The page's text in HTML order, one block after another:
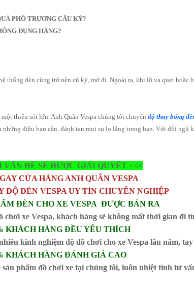
PHÔ TRƯƠNG CẦU KỲ?
ĐỤNG HÀNG?
thống đèn cũng trở nên cũ kỹ, mờ đi. Ngoài ra, khi lỡ va quẹt hoặc
thiếu sót lớn. Anh Quân Vespa chúng tôi chuyên độ thay bóng
điều bạn cần, đánh tan mọi sự lo lắng trong bạn. Với đội ngũ
VẤN ĐỀ SẼ ĐƯỢC GIẢI QUYẾT <<<
CỬA HÀNG ANH QUÂN VESPA
ĐỘ ĐÈN VESPA UY TÍN CHUYÊN NGHIỆP
ĐÈN CHO XE VESPA ĐƯỢC BÁN RA
chơi xe Vespa, khách hàng sẽ không mất thời gian đi
KHÁCH HÀNG ĐỀU YÊU THÍCH
kinh nghiệm độ đồ chơi cho xe Vespa lâu năm, tay
KHÁCH HÀNG ĐÁNH GIÁ CAO
phẩm đồ chơi xe tại chúng tôi, luôn nhiệt tình tư